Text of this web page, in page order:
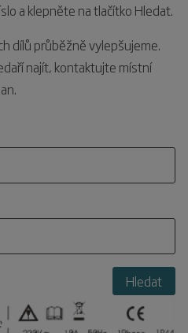
a klepněte na tlačítko Hledat.
dílů průběžně vylepšujeme.
najít, kontaktujte místní
Hledat